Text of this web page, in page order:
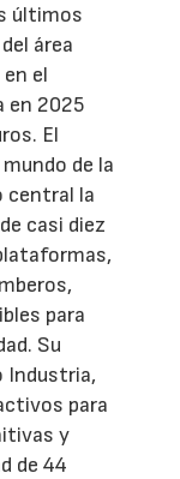
últimos
área
el
en 2025
El
de la
central la
casi diez
para
Su
Industria,
para
y
de 44